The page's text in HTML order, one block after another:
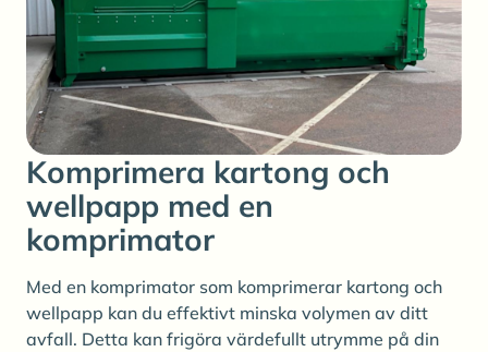
Komprimera kartong och
wellpapp med en
komprimator
Med en komprimator som komprimerar kartong och
wellpapp kan du effektivt minska volymen av ditt
avfall. Detta kan frigöra värdefullt utrymme på din